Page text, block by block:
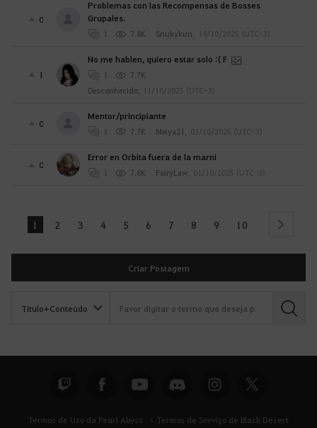
0
Problemas con las Recompensas de Bosses
Grupales.
1 7.8K Snukykun 19/10/2025 (UTC-3)
1
No me hablen, quiero estar solo :( F
1
7.7K
Desconhecido, 11/10/2025 (UTC-3)
0
Mentor/principiante
1 7.7K Meiya21 03/10/2025 (UTC-3)
0
Error en Orbita fuera de la marni
1 7.8K FairyLaw 01/10/2025 (UTC-3)
1 2 3 4 5 6 7 8 9 10 next
Criar Postagem
B
Termos de Uso da Pearl Abyss Termos de Serviço de Black Desert